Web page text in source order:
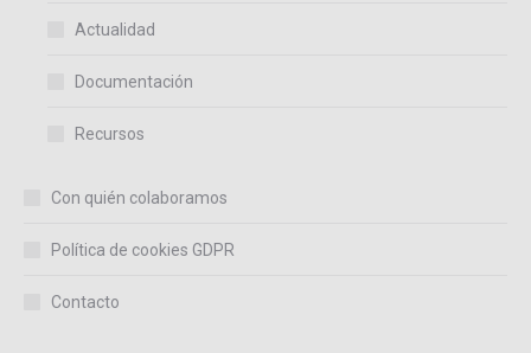
Actualidad
Documentación
Recursos
Con quién colaboramos
Política de cookies GDPR
Contacto